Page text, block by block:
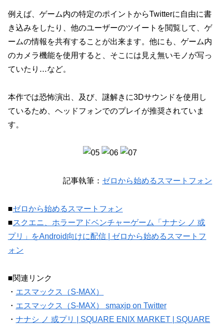
例えば、ゲーム内の特定のポイントからTwitterに自由に書
き込みをしたり、他のユーザーのツイートを閲覧して、ゲ
ームの情報を共有することが出来ます。他にも、ゲーム内
のカメラ機能を使用すると、そこには見え無いモノが写っ
ていたり…など。
本作では恐怖演出、及び、謎解きに3Dサウンドを使用し
ているため、ヘッドフォンでのプレイが推奨されていま
す。
記事執筆： ゼロから始めるスマートフォン
■ゼロから始めるスマートフォン
■スクエニ、ホラーアドベンチャーゲーム「ナナシ ノ 或
プリ」をAndroid向けに配信 | ゼロから始めるスマートフ
ォン
■関連リンク
・ エスマックス（S-MAX）
・ エスマックス（S-MAX） smaxjp on Twitter
・ ナナシ ノ 或プリ | SQUARE ENIX MARKET | SQUARE